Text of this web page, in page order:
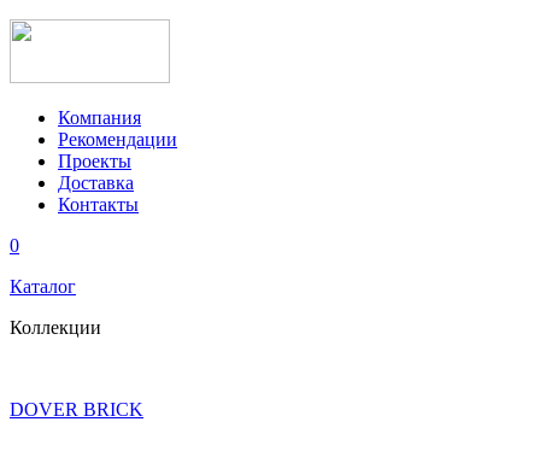
Компания
Рекомендации
Проекты
Доставка
Контакты
0
Каталог
Коллекции
DOVER BRICK